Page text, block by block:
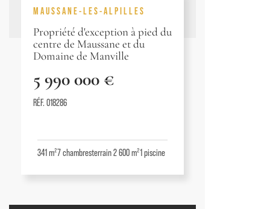
MAUSSANE-LES-ALPILLES
Propriété d'exception à pied du
centre de Maussane et du
Domaine de Manville
5 990 000 €
RÉF. 018286
341 m²7chambresterrain 2 600 m²1piscine